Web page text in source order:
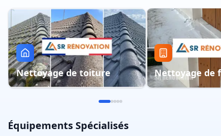
Nettoyage de toiture Nettoyage de
Équipements Spécialisés